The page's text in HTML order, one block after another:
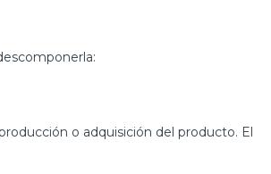
o adquisición del producto. El